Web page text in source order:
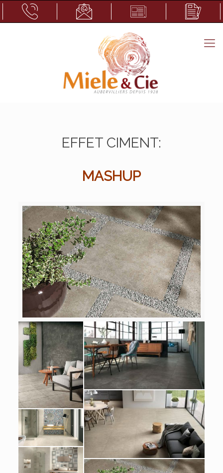
EFFET CIMENT:
MASHUP